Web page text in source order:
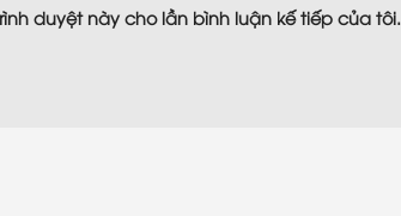
duyệt này cho lần bình luận kế tiếp của tôi.